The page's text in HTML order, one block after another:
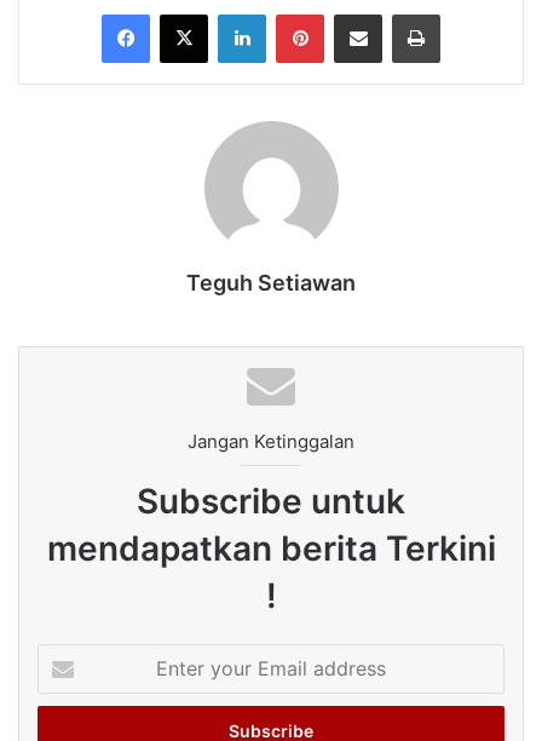
Facebook
X LinkedInPinterestShare via Email Print
Teguh Setiawan
Jangan Ketinggalan
Subscribe untuk
mendapatkan berita Terkini
!
your
Email